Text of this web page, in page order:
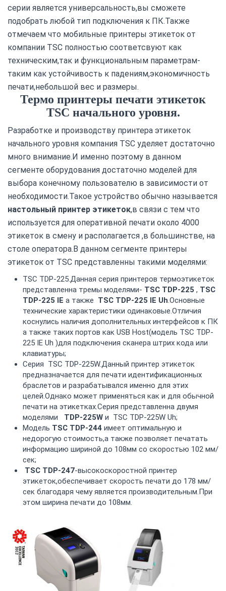
серии является универсальность,вы сможете
подобрать любой тип подключения к ПК.Также
отмечаем что мобильные принтеры этикеток от
компании TSC полностью соответсвуют как
техническим,так и функциональным параметрам-
таким как устойчивость к падениям,экономичность
печати,небольшой вес и размеры.
Термо принтеры печати этикеток
TSC начального уровня.
Разработке и производству принтера этикеток
начального уровня компания TSC уделяет достаточно
много внимание.И именно поэтому в данном
сегменте оборудования достаточно моделей для
выбора конечному пользователю в зависимости от
необходимости.Такое устройство обычно называется
настольный принтер этикеток,в связи с тем что
используется для оперативной печати около 4000
этикеток в смену и располагается ,в большинстве, на
столе оператора.В данном сегменте принтеры
этикеток от TSC представленны такими моделями:
TSC TDP-225.Данная серия принтеров термоэтикеток
представленна тремы моделями- TSC TDP-225 , TSC
TDP-225 IE а также TSC TDP-225 IE Uh.Основные
технические характеристики одинаковые.Отличия
коснулись наличия дополнительных интерфейсов к ПК
а также таких портов как USB Host(модель TSC TDP-
225 IE Uh )для подключения сканера штрих кода или
клавиатуры;
Серия TSC TDP-225W.Данный принтер этикеток
предназначается для печати идентификационных
браслетов и разрабатывался именно для этих
целей.Однако может применяться как и для обычной
печати на этикетках.Серия представленна двумя
моделями TDP-225W и TSC TDP-225W Uh;
Модель TSC TDP-244 имеет оптимальную и
недорогую стоимость,а также позволяет печатать
информацию шириной до 108мм со скоростью 102 мм/
сек;
TSC TDP-247-высокоскоростной принтер
этикеток,обеспечивает скорость печати до 178 мм/
сек благодаря чему является производительным.При
этом ширина печати до 108мм.